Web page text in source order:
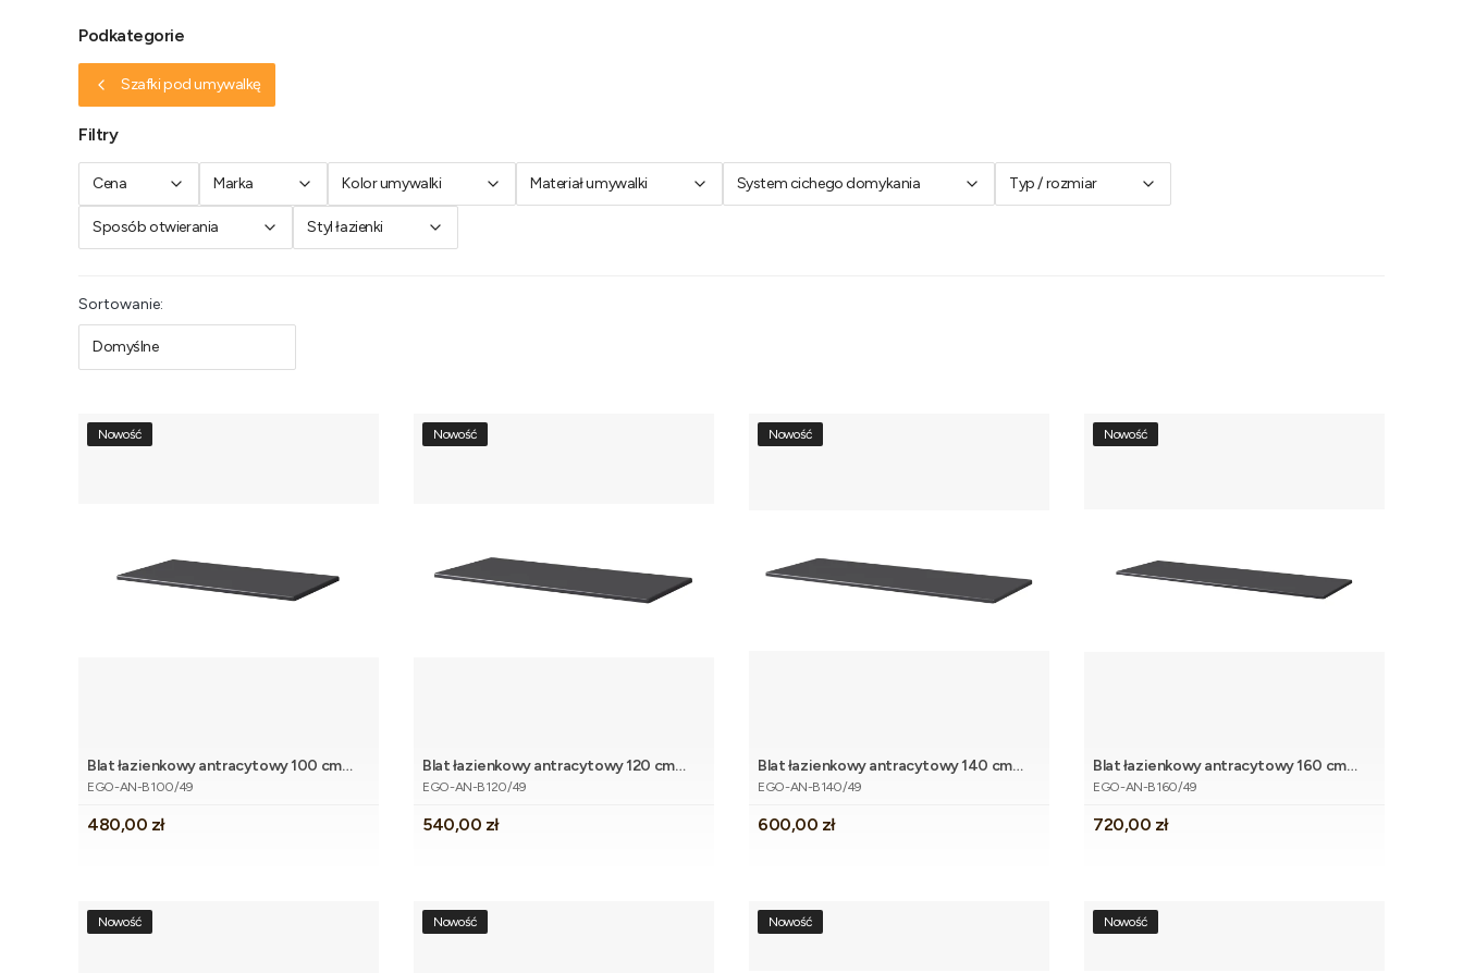
Podkategorie
Szafki pod umywalkę
Filtry
Cena Marka Kolor umywalki Materiał umywalki System cichego domykania Typ / rozmiar
Sposób otwierania Styl łazienki
Lista produktów
Sortowanie:
Domyślne
Nowość
Blat łazienkowy antracytowy 100 cm
EGO
Kod produktu
EGO-AN-B100/49
Cena
480,00 zł
Nowość
Dodaj do koszyka
Blat łazienkowy antracytowy 120 cm
EGO
Kod produktu
EGO-AN-B120/49
Cena
540,00 zł
Nowość
Dodaj do koszyka
Blat łazienkowy antracytowy 140 cm
EGO
Kod produktu
EGO-AN-B140/49
Cena
600,00 zł
Nowość
Dodaj do koszyka
Blat łazienkowy antracytowy 160 cm
EGO
Kod produktu
EGO-AN-B160/49
Cena
720,00 zł
Nowość Nowość Nowość Nowość